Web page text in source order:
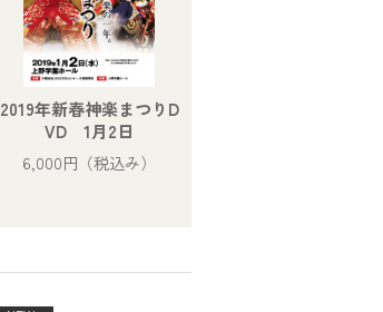
2019年新春神楽まつりD
VD 1月2日
6,000円 （税込み）